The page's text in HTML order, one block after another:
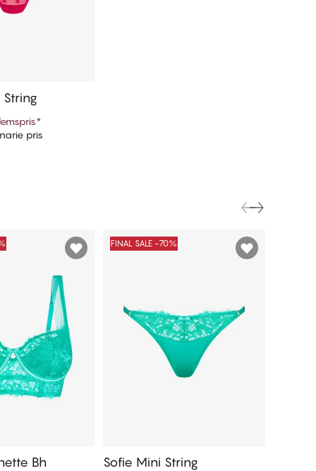
i varukorg
*
pris
Bh
FINAL SALE -70%
Sofie Mini String